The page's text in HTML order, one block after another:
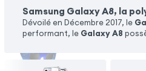
Samsung Galaxy A8, la
Dévoilé en Décembre 2017, le
performant, le Galaxy A8